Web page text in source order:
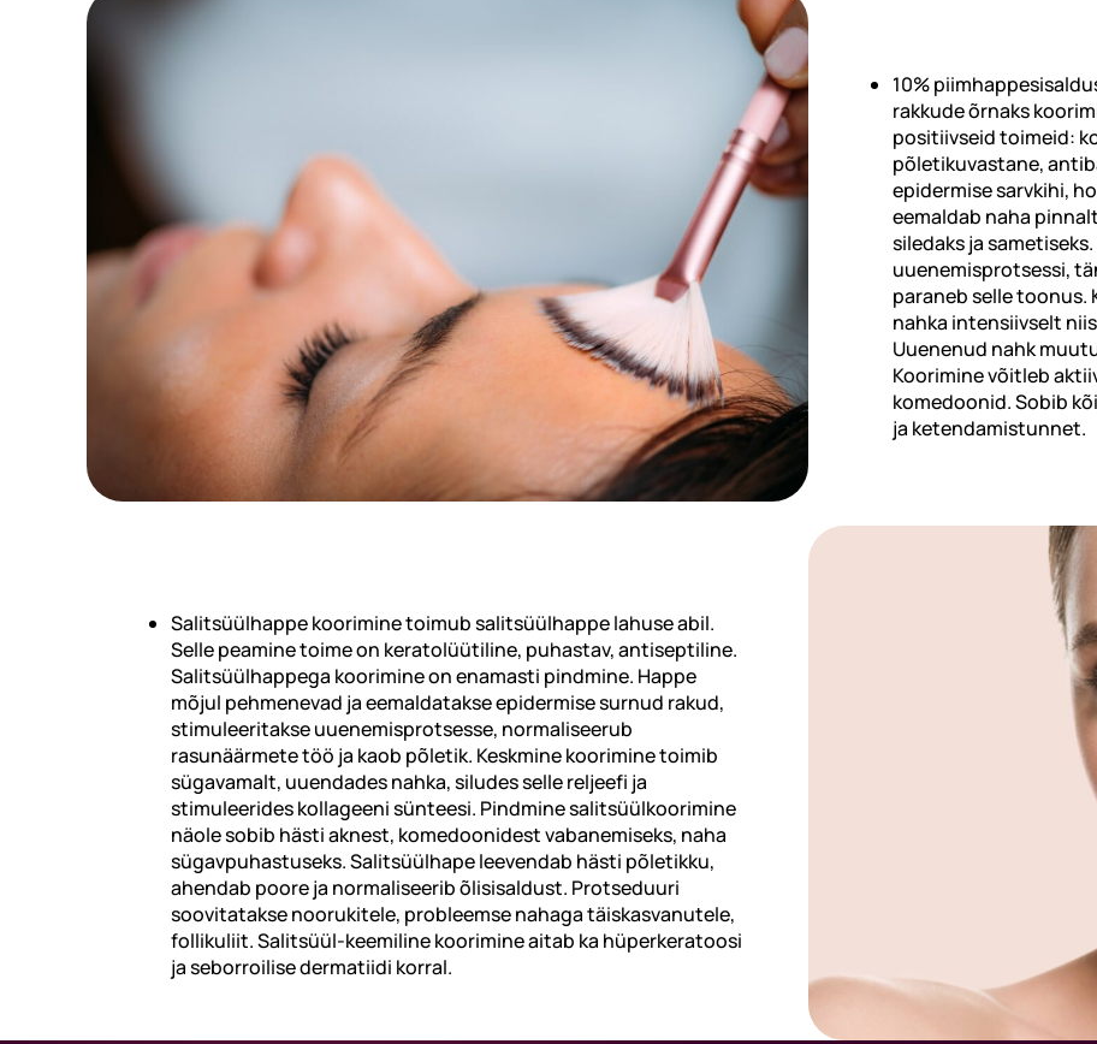
10%
rakkude õrnaks
positiivseid toimeid:
põletikuvastane,
epidermise sarvkihi,
eemaldab naha
siledaks ja
uuenemisprotsessi,
paraneb selle toonus.
nahka intensiivselt
Uuenenud nahk
Koorimine võitleb
komedoonid. Sobib
ja ketendamistunnet.
Salitsüülhappe koorimine toimub salitsüülhappe lahuse abil.
Selle peamine toime on keratolüütiline, puhastav, antiseptiline.
Salitsüülhappega koorimine on enamasti pindmine. Happe
mõjul pehmenevad ja eemaldatakse epidermise surnud rakud,
stimuleeritakse uuenemisprotsesse, normaliseerub
rasunäärmete töö ja kaob põletik. Keskmine koorimine toimib
sügavamalt, uuendades nahka, siludes selle reljeefi ja
stimuleerides kollageeni sünteesi. Pindmine salitsüülkoorimine
näole sobib hästi aknest, komedoonidest vabanemiseks, naha
sügavpuhastuseks. Salitsüülhape leevendab hästi põletikku,
ahendab poore ja normaliseerib õlisisaldust. Protseduuri
soovitatakse noorukitele, probleemse nahaga täiskasvanutele,
follikuliit. Salitsüül-keemiline koorimine aitab ka hüperkeratoosi
ja seborroilise dermatiidi korral.